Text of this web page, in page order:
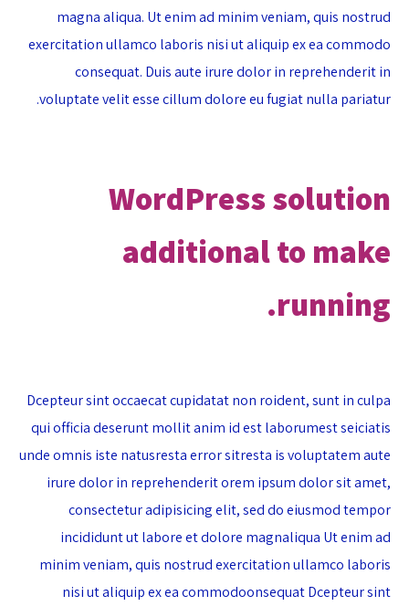
magna aliqua. Ut enim ad minim veniam, quis nostrud
exercitation ullamco laboris nisi ut aliquip ex ea commodo
consequat. Duis aute irure dolor in reprehenderit in
voluptate velit esse cillum dolore eu fugiat nulla pariatur.
WordPress solution
additional to make
running.
Dcepteur sint occaecat cupidatat non roident, sunt in culpa
qui officia deserunt mollit anim id est laborumest seiciatis
unde omnis iste natusresta error sitresta is voluptatem aute
irure dolor in reprehenderit orem ipsum dolor sit amet,
consectetur adipisicing elit, sed do eiusmod tempor
incididunt ut labore et dolore magnaliqua Ut enim ad
minim veniam, quis nostrud exercitation ullamco laboris
nisi ut aliquip ex ea commodoonsequat Dcepteur sint